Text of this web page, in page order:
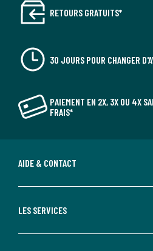
RETOURS GRATUITS*
30 JOURS POUR CHANGER
PAIEMENT EN 2X, 3X OU 4X
FRAIS*
AIDE & CONTACT
LES SERVICES